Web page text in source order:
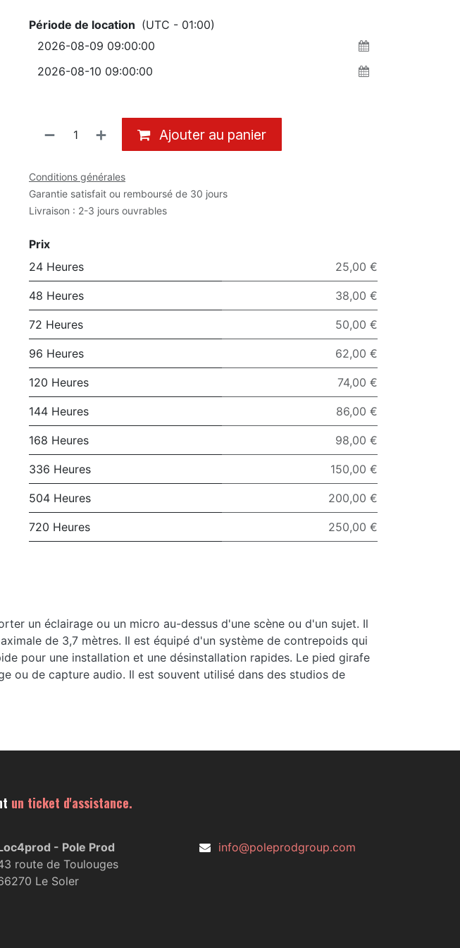
Période de location (UTC - 01:00)
Ajouter au panier
Conditions générales
Garantie satisfait ou remboursé de 30 jours
Livraison : 2-3 jours ouvrables
Prix
24 Heures
25,00 €
48 Heures 38,00 €
72 Heures 50,00 €
96 Heures 62,00 €
120 Heures 74,00 €
144 Heures 86,00 €
168 Heures 98,00 €
336 Heures 150,00 €
504 Heures 200,00 €
720 Heures 250,00 €
un éclairage ou un micro au-dessus d'une scène ou d'un sujet. Il
de 3,7 mètres. Il est équipé d'un système de contrepoids qui
pour une installation et une désinstallation rapides. Le pied girafe
ou de capture audio. Il est souvent utilisé dans des studios de
un ticket d'assistance.
- Pole Prod
route de Toulouges
Le Soler
info@poleprodgroup.com